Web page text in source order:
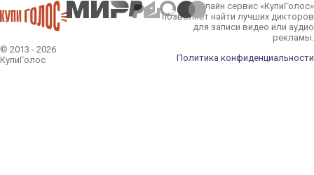
© 2013 - 2026
КупиГолос
Онлайн сервис «КупиГолос»
позволяет найти лучших дикторов
для записи видео или аудио
рекламы.
Политика конфиденциальности